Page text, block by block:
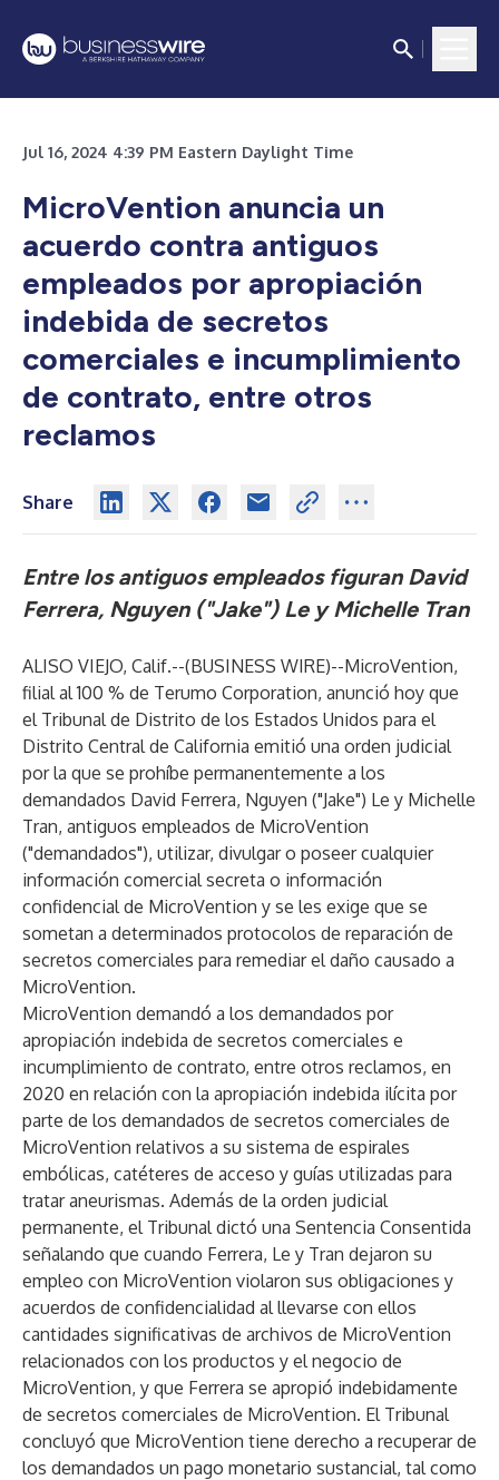
Jul 16, 2024 4:39 PM Eastern Daylight Time
MicroVention anuncia un
acuerdo contra antiguos
empleados por apropiación
indebida de secretos
comerciales e incumplimiento
de contrato, entre otros
reclamos
Share
Entre los antiguos empleados figuran David
Ferrera, Nguyen ("Jake") Le y Michelle Tran
ALISO VIEJO, Calif.--(BUSINESS WIRE)--MicroVention,
filial al 100 % de Terumo Corporation, anunció hoy que
el Tribunal de Distrito de los Estados Unidos para el
Distrito Central de California emitió una orden judicial
por la que se prohíbe permanentemente a los
demandados David Ferrera, Nguyen ("Jake") Le y Michelle
Tran, antiguos empleados de MicroVention
("demandados"), utilizar, divulgar o poseer cualquier
información comercial secreta o información
confidencial de MicroVention y se les exige que se
sometan a determinados protocolos de reparación de
secretos comerciales para remediar el daño causado a
MicroVention.
MicroVention demandó a los demandados por
apropiación indebida de secretos comerciales e
incumplimiento de contrato, entre otros reclamos, en
2020 en relación con la apropiación indebida ilícita por
parte de los demandados de secretos comerciales de
MicroVention relativos a su sistema de espirales
embólicas, catéteres de acceso y guías utilizadas para
tratar aneurismas. Además de la orden judicial
permanente, el Tribunal dictó una Sentencia Consentida
señalando que cuando Ferrera, Le y Tran dejaron su
empleo con MicroVention violaron sus obligaciones y
acuerdos de confidencialidad al llevarse con ellos
cantidades significativas de archivos de MicroVention
relacionados con los productos y el negocio de
MicroVention, y que Ferrera se apropió indebidamente
de secretos comerciales de MicroVention. El Tribunal
concluyó que MicroVention tiene derecho a recuperar de
los demandados un pago monetario sustancial, tal como